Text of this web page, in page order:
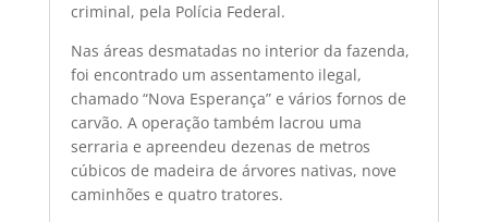
criminal, pela Polícia Federal.
Nas áreas desmatadas no interior da fazenda,
foi encontrado um assentamento ilegal,
chamado “Nova Esperança” e vários fornos de
carvão. A operação também lacrou uma
serraria e apreendeu dezenas de metros
cúbicos de madeira de árvores nativas, nove
caminhões e quatro tratores.